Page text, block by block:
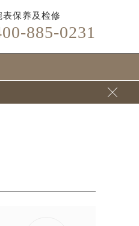
表保养及检修
885-0231
